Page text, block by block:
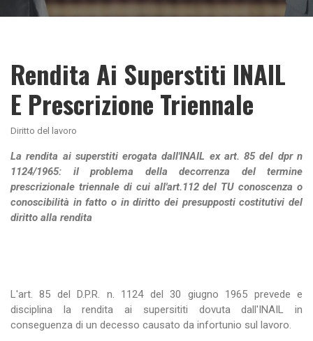
Rendita Ai Superstiti INAIL
E Prescrizione Triennale
Diritto del lavoro
La rendita ai superstiti erogata dall'INAIL ex art. 85 del dpr n
1124/1965: il problema della decorrenza del termine
prescrizionale triennale di cui all'art.112 del TU conoscenza o
conoscibilità in fatto o in diritto dei presupposti costitutivi del
diritto alla rendita
L'art. 85 del D.P.R. n. 1124 del 30 giugno 1965 prevede e
disciplina la rendita ai supersititi dovuta dall'INAIL in
conseguenza di un decesso causato da infortunio sul lavoro.